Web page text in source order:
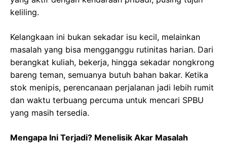
keliling.
Kelangkaan ini bukan sekadar isu kecil, melainkan
masalah yang bisa mengganggu rutinitas harian. Dari
berangkat kuliah, bekerja, hingga sekadar nongkrong
bareng teman, semuanya butuh bahan bakar. Ketika
stok menipis, perencanaan perjalanan jadi lebih rumit
dan waktu terbuang percuma untuk mencari SPBU
yang masih tersedia.
Mengapa Ini Terjadi? Menelisik Akar Masalah